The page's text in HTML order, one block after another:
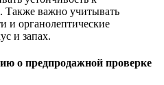
Также важно учитывать
и органолептические
и запах.
о предпродажной проверке